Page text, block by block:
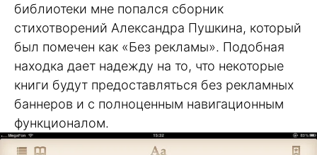
библиотеки мне попался сборник
стихотворений Александра Пушкина, который
был помечен как «Без рекламы». Подобная
находка дает надежду на то, что некоторые
книги будут предоставляться без рекламных
баннеров и с полноценным навигационным
функционалом.